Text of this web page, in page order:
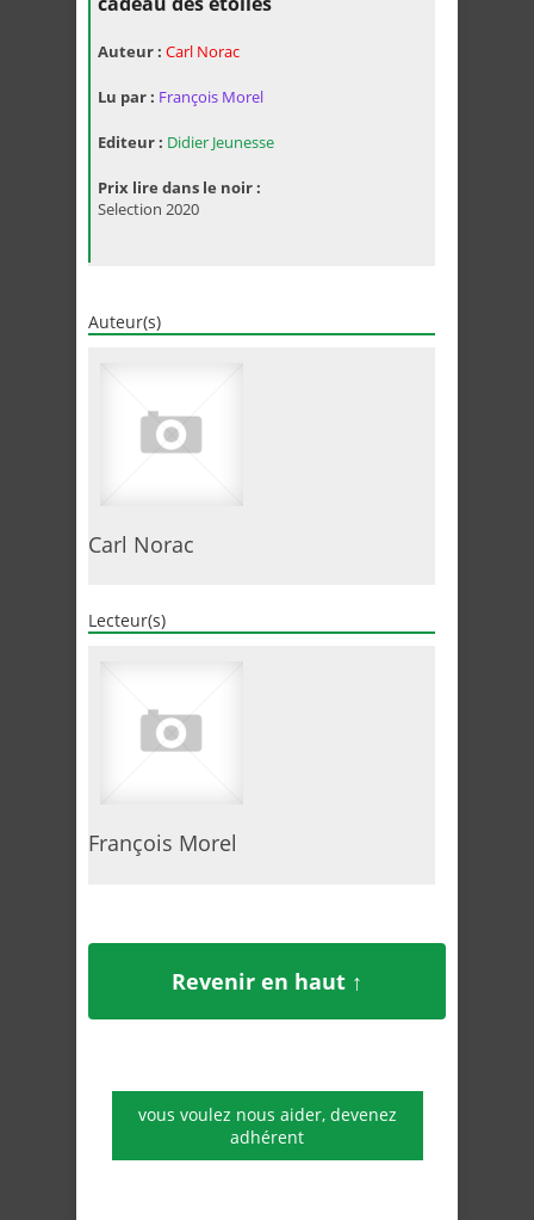
Auteur : Carl Norac
Lu par : François Morel
Editeur : Didier Jeunesse
Prix lire dans le noir :
Selection 2020
Auteur(s)
Carl Norac
Lecteur(s)
François Morel
Revenir en haut ↑
vous voulez nous aider, devenez
adhérent